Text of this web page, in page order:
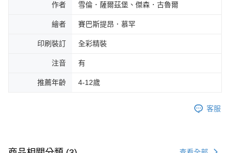
作者 雪倫．薩爾茲堡、傑森．古魯爾
繪者 賽巴斯提昂．慕罕
印刷裝訂 全彩精裝
注音 有
推薦年齡 4-12歲
客服